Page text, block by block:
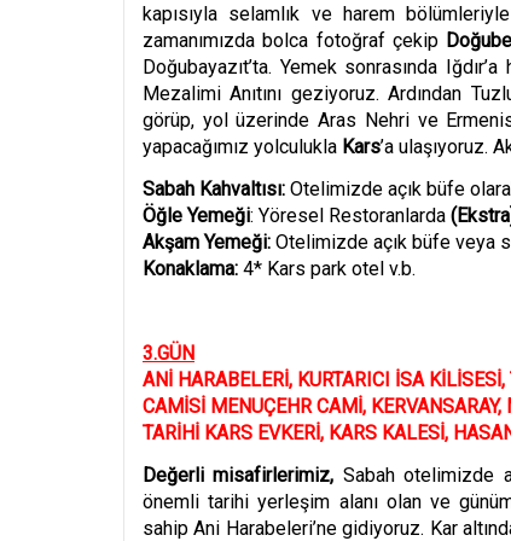
kapısıyla selamlık ve harem bö
zamanımızda bolca fotoğrafçekip
Doğubayazıt’ta. Yemek sonrasında
Mezalimi Anıtını geziyoruz. Ardından
görüp, yol üzerinde Aras Nehri ve
yapacağımız yolculukla Kars’a ulaşıyoruz.
Sabah Kahvaltısı: Otelimizde açık büfe
Öğle Yemeği: Yöresel Restoranlarda (Ekstra
Akşam Yemeği: Otelimizde açık büfe veya
Konaklama: 4* Kars park otel v.b.
3.GÜN
ANİ HARABELERİ, KURTARICI İSA KİLİSESİ,
CAMİSİ MENUÇEHR CAMİ, KERVANSARAY,
TARİHİ KARS EVKERİ, KARS KALESİ,
Değerli misafirlerimiz, Sabah otelimizde
önemli tarihi yerleşim alanı olan ve
sahip Ani Harabeleri’ne gidiyoruz. Kar